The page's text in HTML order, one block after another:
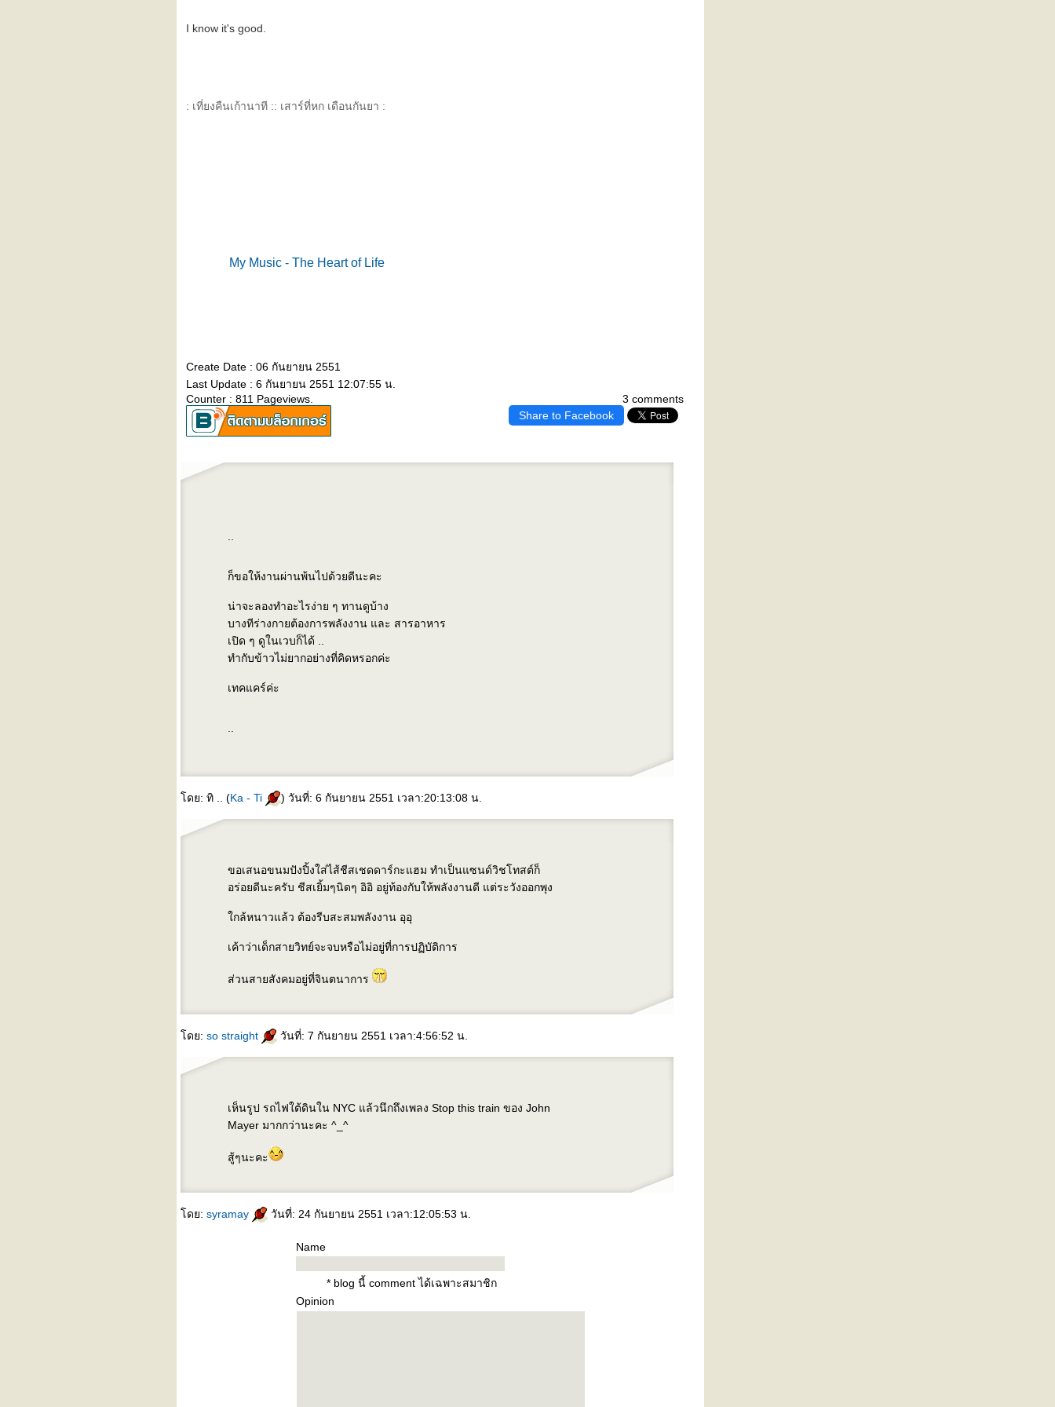
I know it's good.
: เที่ยงคืนเก้านาที :: เสาร์ที่หก เดือนกันยา :
My Music - The Heart of Life
Create Date : 06 กันยายน 2551
Last Update : 6 กันยายน 2551 12:07:55 น.
3 comments
Counter : 811 Pageviews.
Share to Facebook
ก็ขอให้งานผ่านพ้นไปด้วยดีนะคะ
น่าจะลองทำอะไรง่าย ๆ ทานดูบ้าง
บางทีร่างกายต้องการพลังงาน และ สารอาหาร
เปิด ๆ ดูในเวบก็ได้ ..
ทำกับข้าวไม่ยากอย่างที่คิดหรอกค่ะ
เทคแคร์ค่ะ
ดย: ทิ .. (Ka - Ti ) วันที่: 6 กันยายน 2551 เวลา:20:13:08 น.
ขอเสนอขนมปังปิ้งใส่ไส้ชีสเชดดาร์กะแฮม ทำเป็นแซนด์วิชโทสต์ก็
อร่อยดีนะครับ ชีสเยิ้มๆนิดๆ อิอิ อยู่ท้องกับให้พลังงานดี แต่ระวังออกพุง
กล้หนาวแล้ว ต้องรีบสะสมพลังงาน อุอุ
เค้าว่าเด็กสายวิทย์จะจบหรือไม่อยู่ที่การปฏิบัติการ
ส่วนสายสังคมอยู่ที่จินตนาการ
ดย: so straight วันที่: 7 กันยายน 2551 เวลา:4:56:52 น.
เห็นรูป รถไฟใต้ดินใน NYC แล้วนึกถึงเพลง Stop this train ของ John
Mayer มากกว่านะคะ ^_^
สู้ๆนะคะ
ดย: syramay วันที่: 24 กันยายน 2551 เวลา:12:05:53 น.
Name
* blog นี้ comment ได้เฉพาะสมาชิก
Opinion